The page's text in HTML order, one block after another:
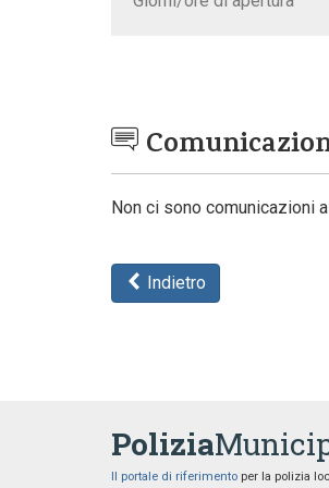
Non ci sono comunicazioni
Indietro
Polizia
Il portale di riferimento per la polizia